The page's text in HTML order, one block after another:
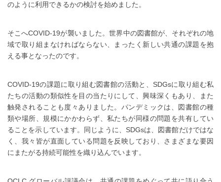
のように利用できるかの検討を始めました。
そこへCOVID-19が襲いました。世界中の図書館が、それぞれの地
域で取り組まなければならない、まったく新しい共通の課題を抱
える事となったのです。
COVID-19の課題に取り組む図書館の活動と、SDGsに取り組む私
たちの活動の類似性を目の当たりにして、興味深くもあり、また
触発されることも度々ありました。パンデミックは、図書館の種
類や場所、規模にかかわらず、私たちが同様の問題を共有してい
ることを示しています。同じように、SDGsは、図書館だけではな
く、我々皆が直面している問題を反映しており、さまざまな要因
にまたがる持続可能性を織り込んでいます。